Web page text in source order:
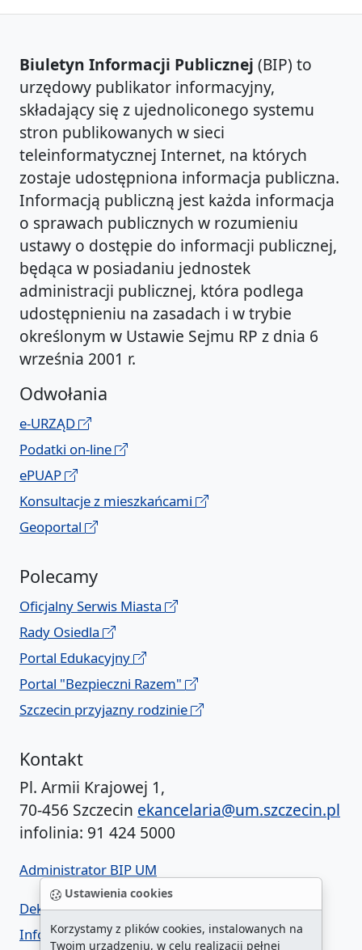
Ustawienia cookies
Korzystamy z plików cookies, instalowanych na
Twoim urządzeniu, w celu realizacji pełnej
Biuletyn Informacji Publicznej (BIP) to
urzędowy publikator informacyjny,
składający się z ujednoliconego systemu
stron publikowanych w sieci
teleinformatycznej Internet, na których
zostaje udostępniona informacja publiczna.
Informacją publiczną jest każda informacja
o sprawach publicznych w rozumieniu
ustawy o dostępie do informacji publicznej,
będąca w posiadaniu jednostek
administracji publicznej, która podlega
udostępnieniu na zasadach i w trybie
określonym w Ustawie Sejmu RP z dnia 6
września 2001 r.
Odwołania
e-URZĄD
Podatki on-line
ePUAP
Konsultacje z mieszkańcami
Geoportal
Polecamy
Oficjalny Serwis Miasta
Rady Osiedla
Portal Edukacyjny
Portal "Bezpieczni Razem"
Szczecin przyjazny rodzinie
Kontakt
Pl. Armii Krajowej 1,
70-456 Szczecin ekancelaria@um.szczecin.pl
infolinia: 91 424 5000
Administrator BIP UM
Deklaracja dostępności
Informacja o urzędzie w ETR